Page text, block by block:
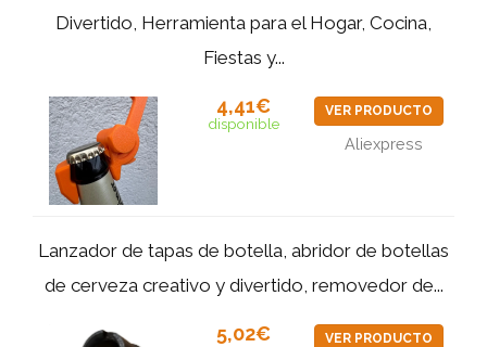
Divertido, Herramienta para el Hogar, Cocina,
Fiestas y...
4,41€
disponible
VER PRODUCTO
Aliexpress
Lanzador de tapas de botella, abridor de botellas
de cerveza creativo y divertido, removedor de...
5,02€ VER PRODUCTO